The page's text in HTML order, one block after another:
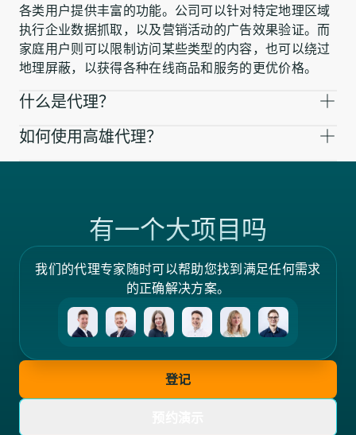
各类用户提供丰富的功能。公司可以针对特定地理区域
执行企业数据抓取，以及营销活动的广告效果验证。而
家庭用户则可以限制访问某些类型的内容，也可以绕过
地理屏蔽，以获得各种在线商品和服务的更优价格。
什么是代理？
如何使用高雄代理？
有一个大项目吗
我们的代理专家随时可以帮助您找到满足任何需求
的正确解决方案。
登记